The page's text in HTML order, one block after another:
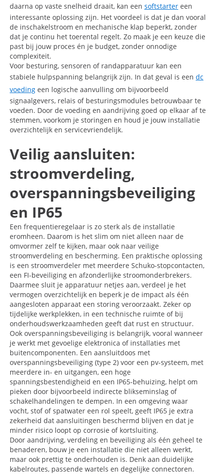
daarna op vaste snelheid draait, kan een softstarter een
interessante oplossing zijn. Het voordeel is dat je dan vooral
de inschakelstroom en mechanische klap beperkt, zonder
dat je continu het toerental regelt. Zo maak je een keuze die
past bij jouw proces én je budget, zonder onnodige
complexiteit.
Voor besturing, sensoren of randapparatuur kan een
stabiele hulpspanning belangrijk zijn. In dat geval is een dc
voeding een logische aanvulling om bijvoorbeeld
signaalgevers, relais of besturingsmodules betrouwbaar te
voeden. Door de voeding en aandrijving goed op elkaar af te
stemmen, voorkom je storingen en houd je jouw installatie
overzichtelijk en servicevriendelijk.
Veilig aansluiten:
stroomverdeling,
overspanningsbeveiliging
en IP65
Een frequentieregelaar is zo sterk als de installatie
eromheen. Daarom is het slim om niet alleen naar de
omvormer zelf te kijken, maar ook naar veilige
stroomverdeling en bescherming. Een praktische oplossing
is een stroomverdeler met meerdere Schuko-stopcontacten,
een FI-beveiliging en afzonderlijke stroomonderbrekers.
Daarmee sluit je apparatuur netjes aan, verdeel je het
vermogen overzichtelijk en beperk je de impact als één
aangesloten apparaat een storing veroorzaakt. Zeker op
tijdelijke werkplekken, in een technische ruimte of bij
onderhoudswerkzaamheden geeft dat rust en structuur.
Ook overspanningsbeveiliging is belangrijk, vooral wanneer
je werkt met gevoelige elektronica of installaties met
buitencomponenten. Een aansluitdoos met
overspanningsbeveiliging (type 2) voor een pv-systeem, met
meerdere in- en uitgangen, een hoge
spanningsbestendigheid en een IP65-behuizing, helpt om
pieken door bijvoorbeeld indirecte blikseminslag of
schakelhandelingen te dempen. In een omgeving waar
vocht, stof of spatwater een rol speelt, geeft IP65 je extra
zekerheid dat aansluitingen beschermd blijven en dat je
minder risico loopt op corrosie of kortsluiting.
Door aandrijving, verdeling en beveiliging als één geheel te
benaderen, bouw je een installatie die niet alleen werkt,
maar ook prettig te onderhouden is. Denk aan duidelijke
kabelroutes, passende wartels en degelijke connectoren.